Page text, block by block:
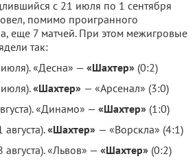
с 21 июля по 1 сентября
помимо проигранного
еще 7 матчей. При этом межигровые
так:
«Десна» —«Шахтер» (0:2)
«Шахтер» — «Арсенал» (3:0)
«Динамо» — «Шахтер» (1:0)
«Шахтер» — «Ворскла» (4:1)
«Львов» — «Шахтер» (0:2)